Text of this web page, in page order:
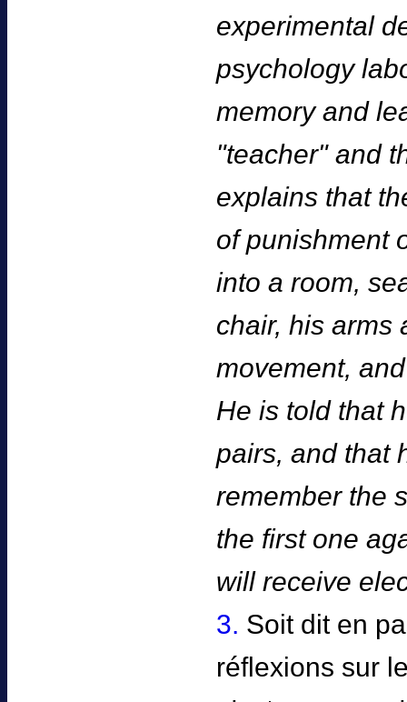
experimental
psychology
memory and
"teacher" and
explains that
of punishment
into a room,
chair, his arms
movement,
He is told that
pairs, and that
remember the
the first one
will receive
3. Soit dit en
réflexions sur